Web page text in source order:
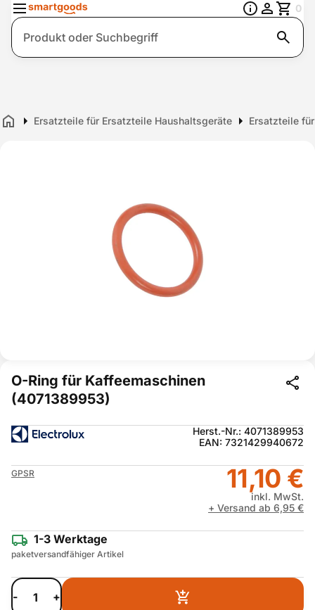
Suche
0
Home Ersatzteile für Ersatzteile Haushaltsgeräte Ersatzteile
O-Ring für Kaffeemaschinen
(4071389953)
Herst.-Nr.: 4071389953
EAN: 7321429940672
GPSR 11,10 €
inkl. MwSt.
+ Versand ab 6,95 €
1-3 Werktage
paketversandfähiger Artikel
- +